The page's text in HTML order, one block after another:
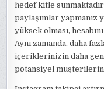
hedef kitle
paylaşımlar yapmanız
yüksek olması,
Aynı zamanda, daha
içeriklerinizin daha
potansiyel